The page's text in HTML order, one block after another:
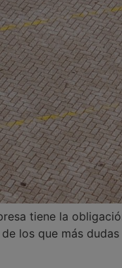
tiene la
los que más